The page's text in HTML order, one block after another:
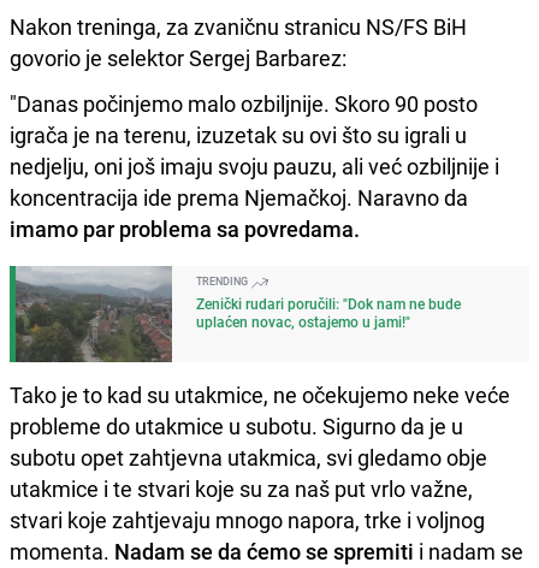
Nakon treninga, za zvaničnu stranicu NS/FS BiH
govorio je selektor Sergej Barbarez:
"Danas počinjemo malo ozbiljnije. Skoro 90 posto
igrača je na terenu, izuzetak su ovi što su igrali u
nedjelju, oni još imaju svoju pauzu, ali već ozbiljnije i
koncentracija ide prema Njemačkoj. Naravno da
imamo par problema sa povredama.
TRENDING
Zenički rudari poručili: "Dok nam ne bude
uplaćen novac, ostajemo u jami!"
Tako je to kad su utakmice, ne očekujemo neke veće
probleme do utakmice u subotu. Sigurno da je u
subotu opet zahtjevna utakmica, svi gledamo obje
utakmice i te stvari koje su za naš put vrlo važne,
stvari koje zahtjevaju mnogo napora, trke i voljnog
momenta. Nadam se da ćemo se spremiti i nadam se